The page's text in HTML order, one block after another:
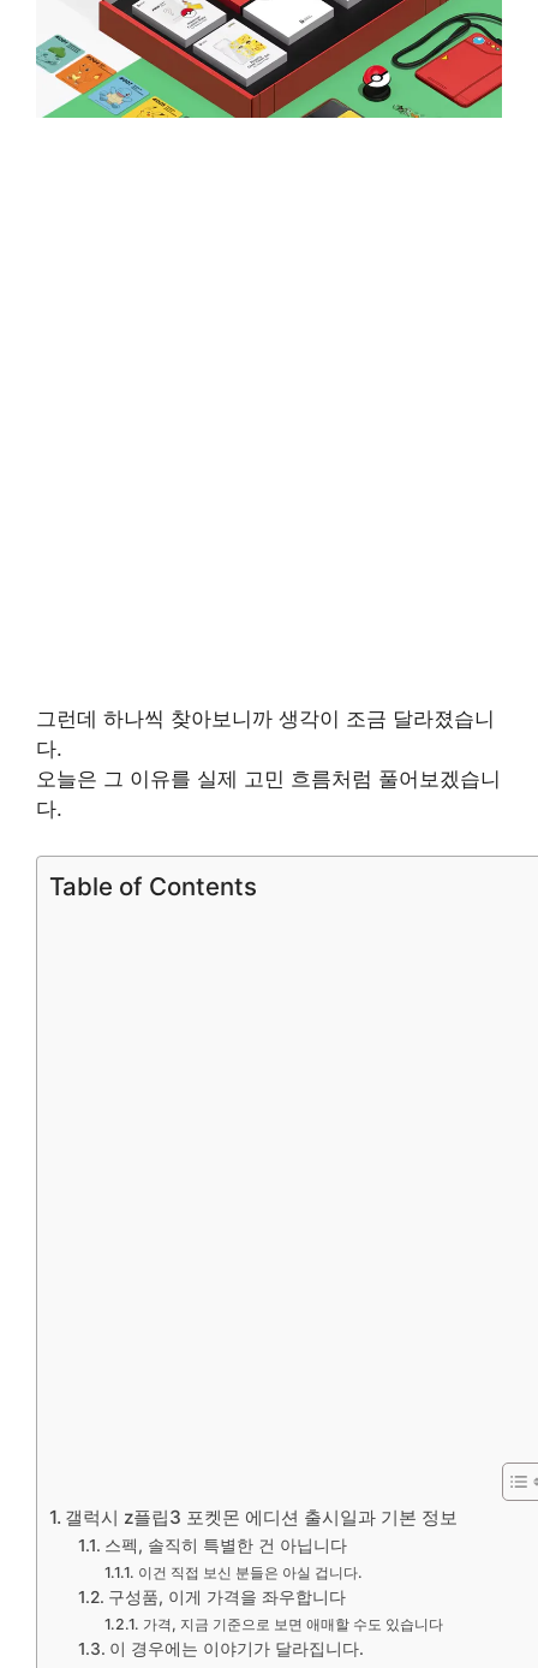
그런데 하나씩 찾아보니까 생각이 조금 달라졌습니
다.
오늘은 그 이유를 실제 고민 흐름처럼 풀어보겠습니
다.
Table of Contents
갤럭시 z플립3 포켓몬 에디션 출시일과 기본 정보
스펙, 솔직히 특별한 건 아닙니다
이건 직접 보신 분들은 아실 겁니다.
구성품, 이게 가격을 좌우합니다
가격, 지금 기준으로 보면 애매할 수도 있습니다
이 경우에는 이야기가 달라집니다.